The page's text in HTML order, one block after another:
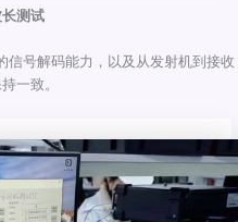
测试
信号解码能力，以及从发射机到接收
一致。